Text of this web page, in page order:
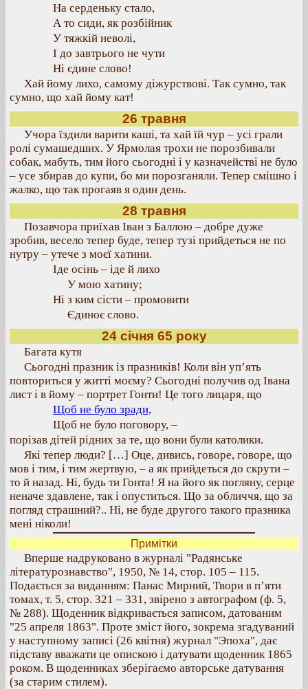
На серденьку стало,
А то сиди, як розбійник
У тяжкій неволі,
І до завтрього не чути
Ні єдине слово!
Хай йому лихо, самому діжурствові. Так сумно, так
сумно, що хай йому кат!
26 травня
Учора їздили варити каші, та хай їй чур – усі грали
ролі сумашедших. У Ярмолая трохи не порозбивали
собак, мабуть, тим його сьогодні і у казначействі не було
– усе збирав до купи, бо ми порозганяли. Тепер смішно і
жалко, що так прогаяв я один день.
28 травня
Позавчора приїхав Іван з Баллою – добре дуже
зробив, весело тепер буде, тепер тузі прийдеться не по
нутру – утече з моєї хатини.
Іде осінь – іде й лихо
У мою хатину;
Ні з ким сісти – промовити
Єдиноє слово.
24 січня 65 року
Багата кутя
Сьогодні празник із празників! Коли він уп’ять
повториться у житті моєму? Сьогодні получив од Івана
лист і в йому – портрет Гонти! Це того лицаря, що
Щоб не було зради,
Щоб не було поговору, –
порізав дітей рідних за те, що вони були католики.
Які тепер люди? […] Оце, дивись, говоре, говоре, що
мов і тим, і тим жертвую, – а як прийдеться до скрути –
то й назад. Ні, будь ти Гонта! Я на його як погляну, серце
неначе здавлене, так і опуститься. Що за обличчя, що за
погляд страшний?.. Ні, не буде другого такого празника
мені ніколи!
Примітки
Вперше надруковано в журналі "Радянське
літературознавство", 1950, № 14, стор. 105 – 115.
Подається за виданням: Панас Мирний, Твори в п’яти
томах, т. 5, стор. 321 – 331, звірено з автографом (ф. 5,
№ 288). Щоденник відкривається записом, датованим
"25 апреля 1863". Проте зміст його, зокрема згадуваний
у наступному записі (26 квітня) журнал "Эпоха", дає
підставу вважати це опискою і датувати щоденник 1865
роком. В щоденниках зберігаємо авторське датування
(за старим стилем).